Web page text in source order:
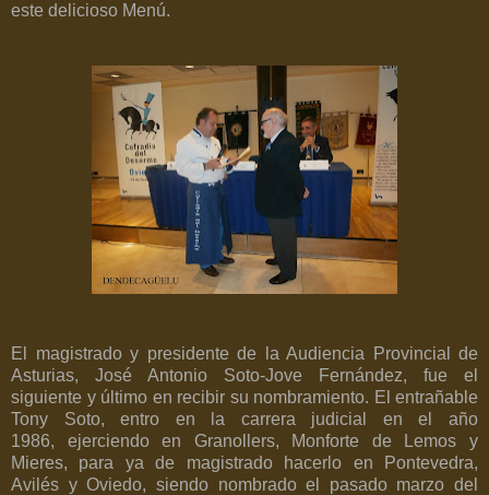
este delicioso Menú.
El magistrado y presidente de la Audiencia Provincial de
Asturias, José Antonio Soto-Jove Fernández, fue el
siguiente y último en recibir su nombramiento. El entrañable
Tony Soto, entro en la carrera judicial en el año
1986, ejerciendo en Granollers, Monforte de Lemos y
Mieres, para ya de magistrado hacerlo en Pontevedra,
Avilés y Oviedo, siendo nombrado el pasado marzo del